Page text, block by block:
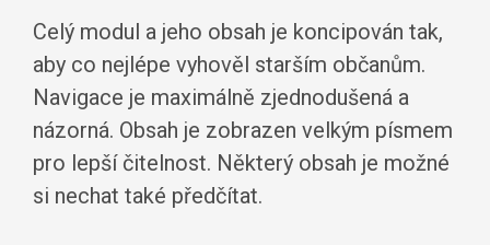
Celý modul a jeho obsah je koncipován tak,
aby co nejlépe vyhověl starším občanům.
Navigace je maximálně zjednodušená a
názorná. Obsah je zobrazen velkým písmem
pro lepší čitelnost. Některý obsah je možné
si nechat také předčítat.